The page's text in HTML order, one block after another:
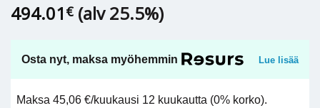
494.01 € (alv 25.5%)
Osta nyt, maksa myöhemmin Lue lisää
Maksa 45,06 €/kuukausi 12 kuukautta (0% korko).